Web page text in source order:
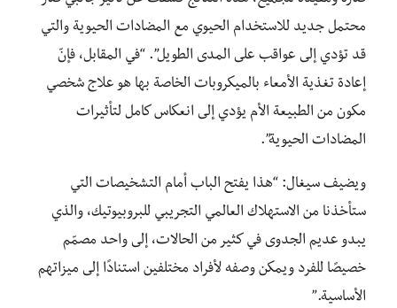
محتمل جديد للاستخدام الحيوي مع المضادات الحيوية والتي
قد تؤدي إلى عواقب على المدى الطويل”. “في المقابل، فإنّ
إعادة تغذية الأمعاء بالميكروبات الخاصة بها هو علاج شخصي
مكون من الطبيعة الأم يؤدي إلى انعكاس كامل لتأثيرات
المضادات الحيوية”.
ويضيف سيغال: “هذا يفتح الباب أمام التشخيصات التي
ستأخذنا من الاستهلاك العالمي التجريبي للبروبيوتيك، والذي
يبدو عديم الجدوى في كثير من الحالات، إلى واحد مصمّم
خصيصًا للفرد ويمكن وصفه لأفراد مختلفين استنادًا إلى ميزاتهم
الأساسية.”